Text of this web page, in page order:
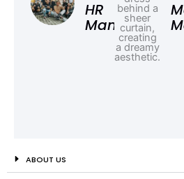
HR
Manager
ABOUT US